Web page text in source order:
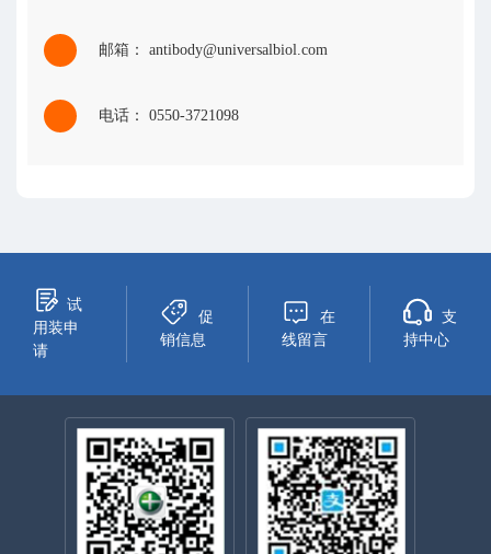
邮箱： antibody@universalbiol.com
电话： 0550-3721098
试
用装申
请
促
销信息
在
线留言
支
持中心